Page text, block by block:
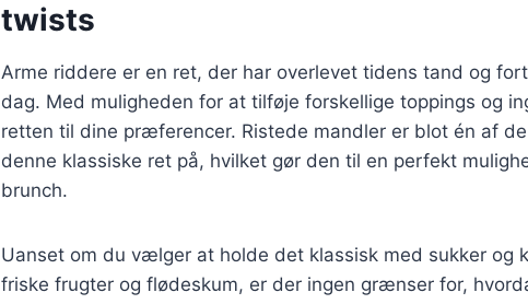
twists
Arme riddere er en ret, der har overlevet tidens tand og
dag. Med muligheden for at tilføje forskellige toppings og
retten til dine præferencer. Ristede mandler er blot én af
denne klassiske ret på, hvilket gør den til en perfekt
brunch.
Uanset om du vælger at holde det klassisk med sukker og
friske frugter og flødeskum, er der ingen grænser for,